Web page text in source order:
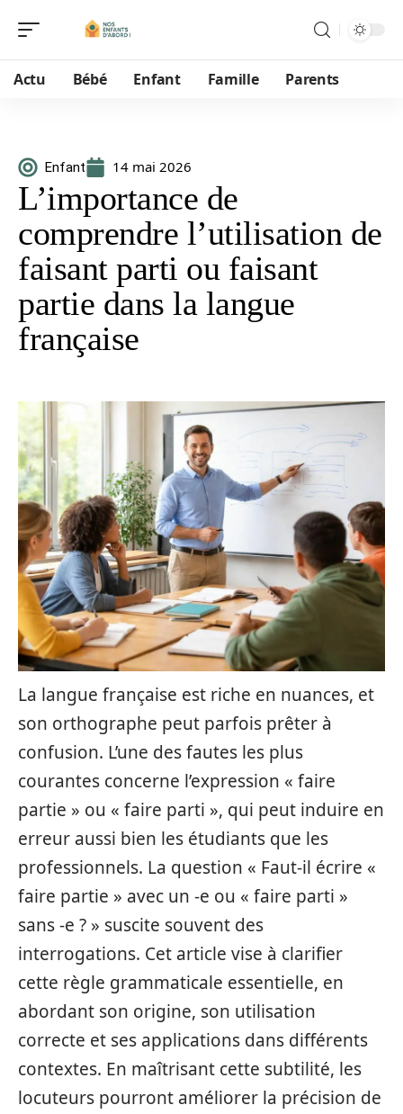
Actu Bébé Enfant Famille Parents
Enfant 14 mai 2026
L’importance de
comprendre l’utilisation de
faisant parti ou faisant
partie dans la langue
française
La langue française est riche en nuances, et
son orthographe peut parfois prêter à
confusion. L’une des fautes les plus
courantes concerne l’expression « faire
partie » ou « faire parti », qui peut induire en
erreur aussi bien les étudiants que les
professionnels. La question « Faut-il écrire «
faire partie » avec un -e ou « faire parti »
sans -e ? » suscite souvent des
interrogations. Cet article vise à clarifier
cette règle grammaticale essentielle, en
abordant son origine, son utilisation
correcte et ses applications dans différents
contextes. En maîtrisant cette subtilité, les
locuteurs pourront améliorer la précision de